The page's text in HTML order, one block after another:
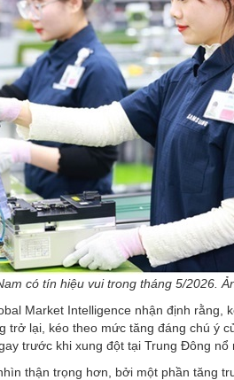
có tín hiệu vui trong tháng 5/2026.
Market Intelligence nhận định rằng,
lại, kéo theo mức tăng đáng chú ý
trước khi xung đột tại Trung Đông nổ
thận trọng hơn, bởi một phần tăng